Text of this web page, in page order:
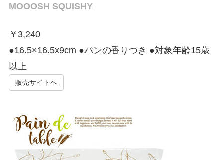
MOOOSH SQUISHY
￥ 3,240
●16.5×16.5x9cm ●パンの香りつき ●対象年齢15歳
以上
販売サイトへ